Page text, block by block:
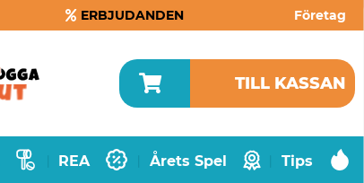
ERBJUDANDEN Företag
TILL KASSAN
REA Årets Spel Tips